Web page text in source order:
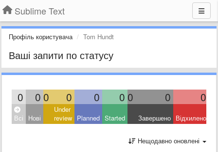
Sublime Text
Профіль користувача Tom Hundt
Ваші запити по статусу
0 0 0 0 0 0 0 0 0
Всі Нові
Under
review Planned Started Завершено Відхилено
Нещодавно оновлені